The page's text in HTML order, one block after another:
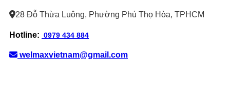
28 Đỗ Thừa Luông, Phường Phú Thọ Hòa, TPHCM
Hotline: 0979 434 884
welmaxvietnam@gmail.com